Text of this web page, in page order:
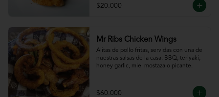
$20.000
Mr Ribs Chicken Wings
Alitas de pollo fritas, servidas con una de
nuestras salsas de la casa: BBQ, teriyaki,
honey garlic, miel mostaza o picante.
$60.000